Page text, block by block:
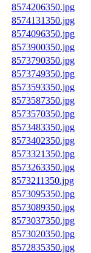
8574206350.jpg
8574131350.jpg
8574096350.jpg
8573900350.jpg
8573790350.jpg
8573749350.jpg
8573593350.jpg
8573587350.jpg
8573570350.jpg
8573483350.jpg
8573402350.jpg
8573321350.jpg
8573263350.jpg
8573211350.jpg
8573095350.jpg
8573089350.jpg
8573037350.jpg
8573020350.jpg
8572835350.jpg